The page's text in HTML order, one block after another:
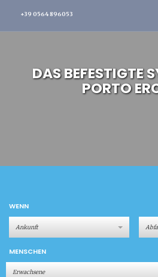
+39 0564 896053
DAS BEFESTIGTE
PORTO
WENN
MENSCHEN
Erwachsene